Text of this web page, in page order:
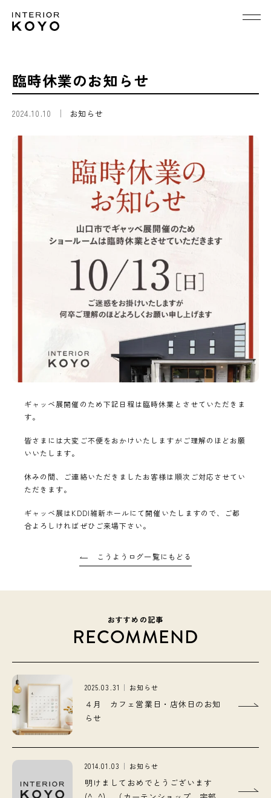
臨時休業のお知らせ
2024.10.10 お知らせ
ギャッベ展開催のため下記日程は臨時休業とさせていただきま
す。
皆さまには大変ご不便をおかけいたしますがご理解のほどお願
いいたします。
休みの間、ご連絡いただきましたお客様は順次ご対応させてい
ただきます。
ギャッベ展はKDDI維新ホールにて開催いたしますので、ご都
合よろしければぜひご来場下さい。
こうようログ一覧にもどる
おすすめの記事
RECOMMEND
2025.03.31 お知らせ
４月 カフェ営業日・店休日のお知
らせ
2014.01.03 お知らせ
明けましておめでとうございます